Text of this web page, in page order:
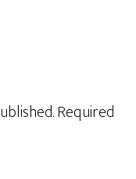
Required